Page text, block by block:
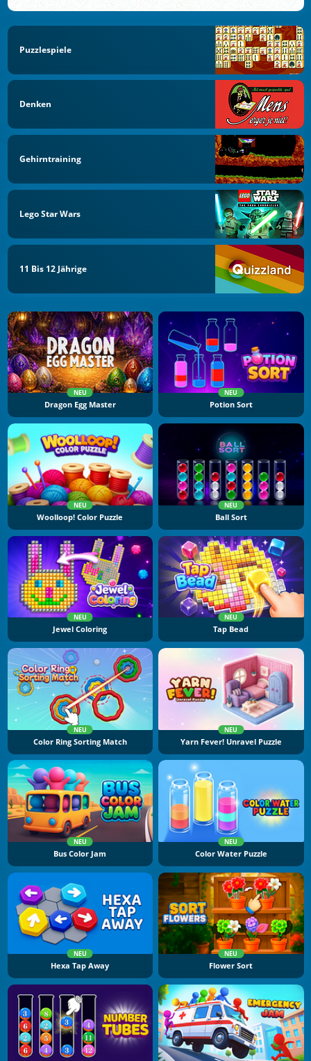
Puzzlespiele
Denken
Gehirntraining
Lego Star Wars
11 Bis 12 Jährige
NEU
Dragon Egg Master
NEU
Potion Sort
NEU
Woolloop! Color Puzzle
NEU
Ball Sort
NEU
Jewel Coloring
NEU
Tap Bead
NEU
Color Ring Sorting Match
NEU
Yarn Fever! Unravel Puzzle
NEU
Bus Color Jam
NEU
Color Water Puzzle
NEU
Hexa Tap Away
NEU
Flower Sort